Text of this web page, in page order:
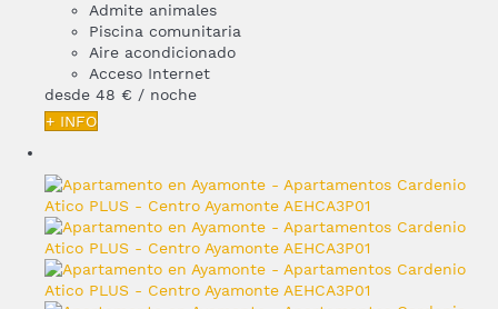
Admite animales
Piscina comunitaria
Aire acondicionado
Acceso Internet
desde 48 € / noche
+ INFO